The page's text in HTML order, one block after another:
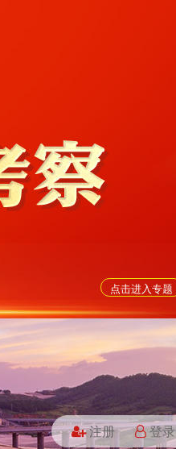
点击进入专题
注册 登录